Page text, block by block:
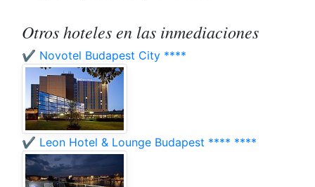
Otros hoteles en las inmediaciones
✔️ Novotel Budapest City ****
✔️ Leon Hotel & Lounge Budapest **** ****